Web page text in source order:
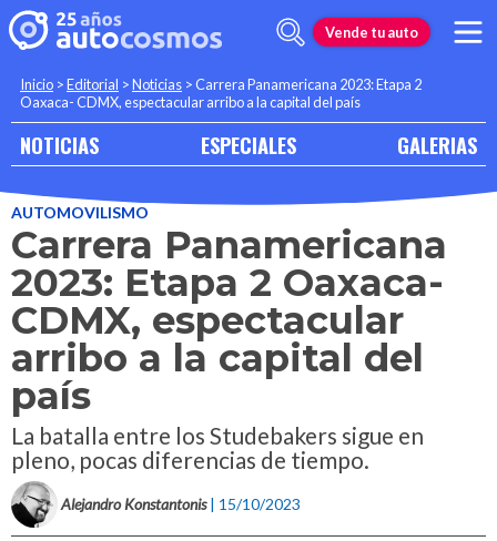
Vende tu auto
Inicio >Editorial >Noticias >Carrera Panamericana 2023: Etapa 2
Oaxaca- CDMX, espectacular arribo a la capital del país
NOTICIAS ESPECIALES GALERIAS
AUTOMOVILISMO
Carrera Panamericana
2023: Etapa 2 Oaxaca-
CDMX, espectacular
arribo a la capital del
país
La batalla entre los Studebakers sigue en
pleno, pocas diferencias de tiempo.
Alejandro Konstantonis | 15/10/2023